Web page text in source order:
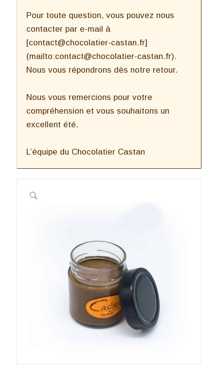
Pour toute question, vous pouvez nous
contacter par e-mail à
[contact@chocolatier-castan.fr]
(mailto:contact@chocolatier-castan.fr).
Nous vous répondrons dès notre retour.
Nous vous remercions pour votre
compréhension et vous souhaitons un
excellent été.
L’équipe du Chocolatier Castan